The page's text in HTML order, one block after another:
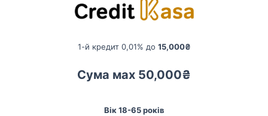
1-й кредит 0,01% до 15,000₴
Сума мах 50,000₴
Вік 18-65 років